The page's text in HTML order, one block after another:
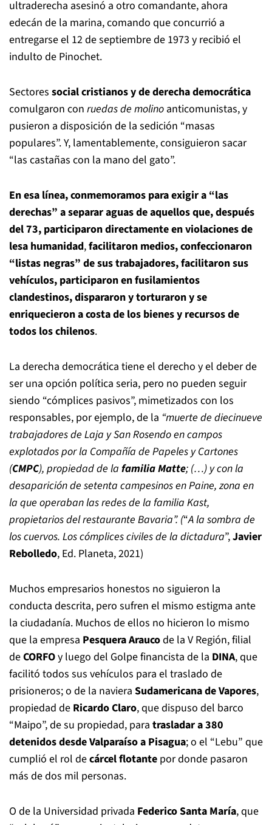
ultraderecha asesinó a otro comandante, ahora
edecán de la marina, comando que concurrió a
entregarse el 12 de septiembre de 1973 y recibió el
indulto de Pinochet.
Sectores social cristianos y de derecha democrática
comulgaron con ruedas de molino anticomunistas, y
pusieron a disposición de la sedición “masas
populares”. Y, lamentablemente, consiguieron sacar
“las castañas con la mano del gato”.
En esa línea, conmemoramos para exigir a “las
derechas” a separar aguas de aquellos que, después
del 73, participaron directamente en violaciones de
lesa humanidad,facilitaron medios, confeccionaron
“listas negras” de sus trabajadores, facilitaron sus
vehículos, participaron en fusilamientos
clandestinos, dispararon y torturaron y se
enriquecieron a costa de los bienes y recursos de
todos los chilenos.
La derecha democrática tiene el derecho y el deber de
ser una opción política seria, pero no pueden seguir
siendo “cómplices pasivos”, mimetizados con los
responsables, por ejemplo, de la “muerte de diecinueve
trabajadores de Laja y San Rosendo en campos
explotados por la Compañía de Papeles y Cartones
(CMPC), propiedad de la familia Matte; (…) y con la
desaparición de setenta campesinos en Paine, zona en
la que operaban las redes de la familia Kast,
propietarios del restaurante Bavaria”. (“A la sombra de
los cuervos. Los cómplices civiles de la dictadura”,Javier
Rebolledo, Ed. Planeta, 2021)
Muchos empresarios honestos no siguieron la
conducta descrita, pero sufren el mismo estigma ante
la ciudadanía. Muchos de ellos no hicieron lo mismo
que la empresa Pesquera Araucode la V Región, filial
deCORFOy luego del Golpe financista de la DINA, que
facilitó todos sus vehículos para el traslado de
prisioneros; o de la naviera Sudamericana de Vapores,
propiedad de Ricardo Claro, que dispuso del barco
“Maipo”, de su propiedad, para trasladar a 380
detenidos desde Valparaíso a Pisagua; o el “Lebu” que
cumplió el rol decárcel flotante por donde pasaron
más de dos mil personas.
O de la Universidad privada Federico Santa María, que